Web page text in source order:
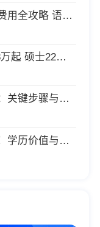
2026昆士兰科技大学申请条件与费用全攻略 语言雅思6.5+ GPA 3.0+ 18万人民币上学校
2026滑铁卢大学留学攻略 本科18万起 硕士22万起
2026昆士兰大学条件录取达标后：关键步骤与时间表
2026波士顿学院博士含金量揭秘！学历价值与就业前景深度分析